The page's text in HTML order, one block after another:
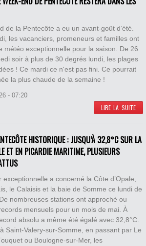
de la Pentecôte a eu un avant-goût d’été.
les vacanciers, promeneurs et familles ont
météo exceptionnelle pour la saison. De 26
soir à plus de 30 degrés lundi, les plages
! Ce mardi ce n'est pas fini. Ce pourrait
la plus chaude de la semaine !
- 07:20
LIRE LA SUITE
HISTORIQUE : JUSQU’À 32,8°C SUR LA
ET EN PICARDIE MARITIME, PLUSIEURS
exceptionnelle a concerné la Côte d’Opale,
le Calaisis et la baie de Somme ce lundi de
nombreuses stations ont approché ou
mensuels pour un mois de mai. À
absolu a même été égalé avec 32,8°C.
à Saint-Valery-sur-Somme, en passant par Le
ou Boulogne-sur-Mer, les